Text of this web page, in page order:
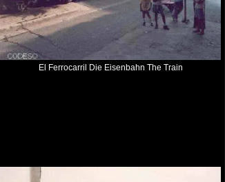
El Ferrocarril Die Eisenbahn The Train